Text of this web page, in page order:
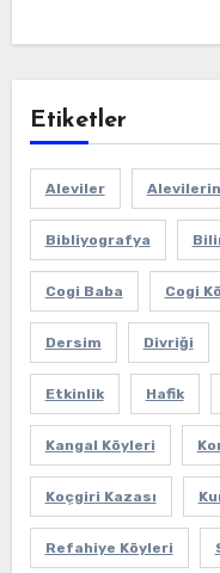
Etiketler
Aleviler
Bibliyografya
Cogi Baba Cogi
Dersim Divriği
Etkinlik Hafik
Kangal Köyleri
Koçgiri Kazası
Refahiye Köyleri